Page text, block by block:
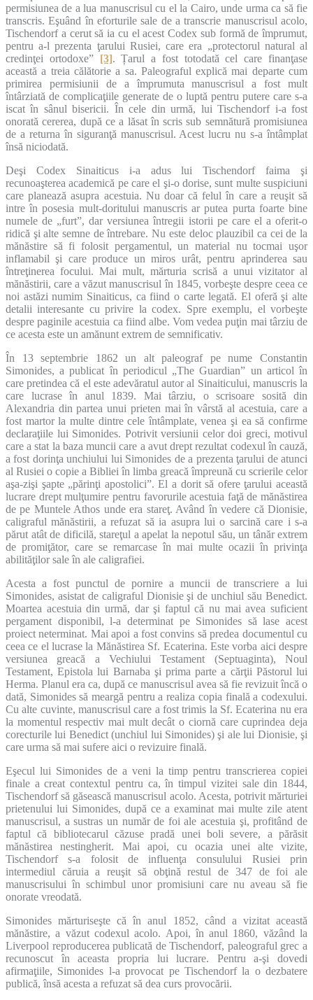
permisiunea de a lua manuscrisul cu el la Cairo, unde urma ca să fie
transcris. Eşuând în eforturile sale de a transcrie manuscrisul acolo,
Tischendorf a cerut să ia cu el acest Codex sub formă de împrumut,
pentru a-l prezenta ţarului Rusiei, care era „protectorul natural al
credinţei ortodoxe” [3]. Țarul a fost totodată cel care finanţase
această a treia călătorie a sa. Paleograful explică mai departe cum
primirea permisiunii de a împrumuta manuscrisul a fost mult
întârziată de complicaţiile generate de o luptă pentru putere care s-a
iscat în sânul bisericii. În cele din urmă, lui Tischendorf i-a fost
onorată cererea, după ce a lăsat în scris sub semnătură promisiunea
de a returna în siguranţă manuscrisul. Acest lucru nu s-a întâmplat
însă niciodată.
Deşi Codex Sinaiticus i-a adus lui Tischendorf faima şi
recunoaşterea academică pe care el şi-o dorise, sunt multe suspiciuni
care planează asupra acestuia. Nu doar că felul în care a reuşit să
intre în posesia mult-doritului manuscris ar putea purta foarte bine
numele de „furt”, dar versiunea întregii istorii pe care el a oferit-o
ridică şi alte semne de întrebare. Nu este deloc plauzibil ca cei de la
mănăstire să fi folosit pergamentul, un material nu tocmai uşor
inflamabil şi care produce un miros urât, pentru aprinderea sau
întreţinerea focului. Mai mult, mărturia scrisă a unui vizitator al
mănăstirii, care a văzut manuscrisul în 1845, vorbeşte despre ceea ce
noi astăzi numim Sinaiticus, ca fiind o carte legată. El oferă şi alte
detalii interesante cu privire la codex. Spre exemplu, el vorbeşte
despre paginile acestuia ca fiind albe. Vom vedea puţin mai târziu de
ce acesta este un amănunt extrem de semnificativ.
În 13 septembrie 1862 un alt paleograf pe nume Constantin
Simonides, a publicat în periodicul „The Guardian” un articol în
care pretindea că el este adevăratul autor al Sinaiticului, manuscris la
care lucrase în anul 1839. Mai târziu, o scrisoare sosită din
Alexandria din partea unui prieten mai în vârstă al acestuia, care a
fost martor la multe dintre cele întâmplate, venea şi ea să confirme
declaraţiile lui Simonides. Potrivit versiunii celor doi greci, motivul
care a stat la baza muncii care a avut drept rezultat codexul în cauză,
a fost dorinţa unchiului lui Simonides de a prezenta ţarului de atunci
al Rusiei o copie a Bibliei în limba greacă împreună cu scrierile celor
aşa-zişi şapte „părinţi apostolici”. El a dorit să ofere ţarului această
lucrare drept mulţumire pentru favorurile acestuia faţă de mănăstirea
de pe Muntele Athos unde era stareţ. Având în vedere că Dionisie,
caligraful mănăstirii, a refuzat să ia asupra lui o sarcină care i s-a
părut atât de dificilă, stareţul a apelat la nepotul său, un tânăr extrem
de promiţător, care se remarcase în mai multe ocazii în privinţa
abilităţilor sale în ale caligrafiei.
Acesta a fost punctul de pornire a muncii de transcriere a lui
Simonides, asistat de caligraful Dionisie şi de unchiul său Benedict.
Moartea acestuia din urmă, dar şi faptul că nu mai avea suficient
pergament disponibil, l-a determinat pe Simonides să lase acest
proiect neterminat. Mai apoi a fost convins să predea documentul cu
ceea ce el lucrase la Mănăstirea Sf. Ecaterina. Este vorba aici despre
versiunea greacă a Vechiului Testament (Septuaginta), Noul
Testament, Epistola lui Barnaba şi prima parte a cărţii Păstorul lui
Herma. Planul era ca, după ce manuscrisul avea să fie revizuit încă o
dată, Simonides să meargă pentru a realiza copia finală a codexului.
Cu alte cuvinte, manuscrisul care a fost trimis la Sf. Ecaterina nu era
la momentul respectiv mai mult decât o ciornă care cuprindea deja
corecturile lui Benedict (unchiul lui Simonides) şi ale lui Dionisie, şi
care urma să mai sufere aici o revizuire finală.
Eşecul lui Simonides de a veni la timp pentru transcrierea copiei
finale a creat contextul pentru ca, în timpul vizitei sale din 1844,
Tischendorf să găsească manuscrisul acolo. Acesta, potrivit mărturiei
prietenului lui Simonides, după ce a examinat mai multe zile atent
manuscrisul, a sustras un număr de foi ale acestuia şi, profitând de
faptul că bibliotecarul căzuse pradă unei boli severe, a părăsit
mănăstirea nestingherit. Mai apoi, cu ocazia unei alte vizite,
Tischendorf s-a folosit de influenţa consulului Rusiei prin
intermediul căruia a reuşit să obţină restul de 347 de foi ale
manuscrisului în schimbul unor promisiuni care nu aveau să fie
onorate vreodată.
Simonides mărturiseşte că în anul 1852, când a vizitat această
mănăstire, a văzut codexul acolo. Apoi, în anul 1860, văzând la
Liverpool reproducerea publicată de Tischendorf, paleograful grec a
recunoscut în aceasta propria lui lucrare. Pentru a-şi dovedi
afirmaţiile, Simonides l-a provocat pe Tischendorf la o dezbatere
publică, însă acesta a refuzat să dea curs provocării.